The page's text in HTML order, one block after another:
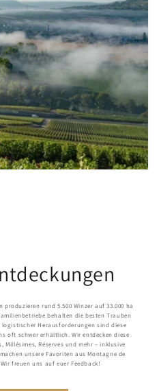
rund 5.500 Winzer auf 33.000 ha
behalten die besten Trauben
Herausforderungen sind diese
oft schwer erhältlich. Wir entdecken diese
Réserves und mehr – inklusive
unsere Favoriten aus Montagne de
freuen uns auf euer Feedback!